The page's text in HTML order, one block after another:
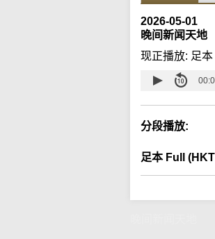
2026-05-01
晚间新闻天地
现正播放: 足
分段播放:
足本 Full